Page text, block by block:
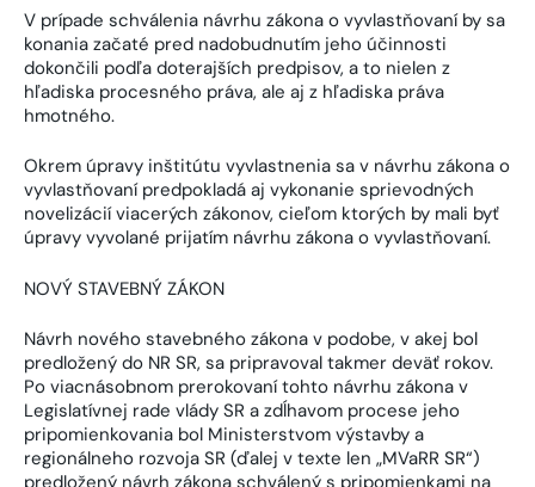
V prípade schválenia návrhu zákona o vyvlastňovaní by sa
konania začaté pred nadobudnutím jeho účinnosti
dokončili podľa doterajších predpisov, a to nielen z
hľadiska procesného práva, ale aj z hľadiska práva
hmotného.
Okrem úpravy inštitútu vyvlastnenia sa v návrhu zákona o
vyvlastňovaní predpokladá aj vykonanie sprievodných
novelizácií viacerých zákonov, cieľom ktorých by mali byť
úpravy vyvolané prijatím návrhu zákona o vyvlastňovaní.
NOVÝ STAVEBNÝ ZÁKON
Návrh nového stavebného zákona v podobe, v akej bol
predložený do NR SR, sa pripravoval takmer deväť rokov.
Po viacnásobnom prerokovaní tohto návrhu zákona v
Legislatívnej rade vlády SR a zdĺhavom procese jeho
pripomienkovania bol Ministerstvom výstavby a
regionálneho rozvoja SR (ďalej v texte len „MVaRR SR“)